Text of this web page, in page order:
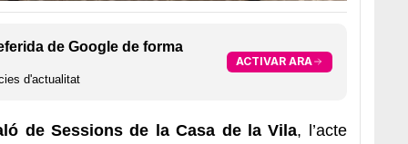
de Google de forma
d'actualitat
ACTIVAR ARA
de Sessions de la Casa de la Vila, l’acte